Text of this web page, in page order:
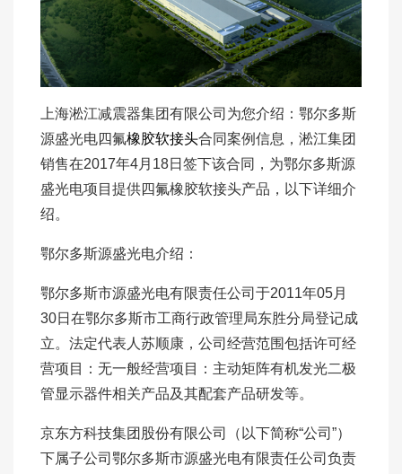
上海淞江减震器集团有限公司为您介绍：鄂尔多斯
源盛光电四氟橡胶软接头合同案例信息，淞江集团
销售在2017年4月18日签下该合同，为鄂尔多斯源
盛光电项目提供四氟橡胶软接头产品，以下详细介
绍。
鄂尔多斯源盛光电介绍：
鄂尔多斯市源盛光电有限责任公司于2011年05月
30日在鄂尔多斯市工商行政管理局东胜分局登记成
立。法定代表人苏顺康，公司经营范围包括许可经
营项目：无一般经营项目：主动矩阵有机发光二极
管显示器件相关产品及其配套产品研发等。
京东方科技集团股份有限公司（以下简称“公司”）
下属子公司鄂尔多斯市源盛光电有限责任公司负责